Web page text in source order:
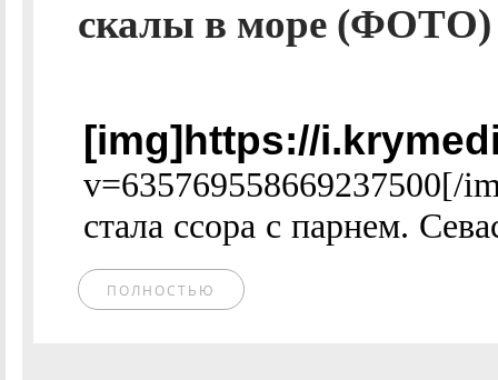
скалы в море (ФОТО)
[img]https://
v=635769558669237500[/
стала ссора с парнем.
ПОЛНОСТЬЮ